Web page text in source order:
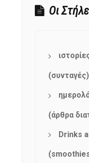
Οι
(συνταγές)
(άρθρα
Drinks